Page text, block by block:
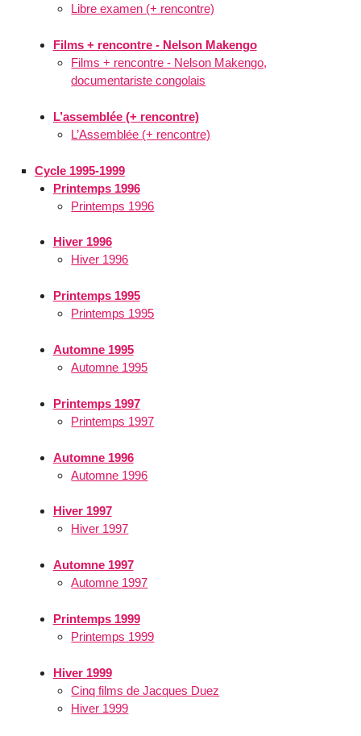
Libre examen (+ rencontre)
Films + rencontre - Nelson Makengo
Films + rencontre - Nelson Makengo,
documentariste congolais
L’assemblée (+ rencontre)
L’Assemblée (+ rencontre)
Cycle 1995-1999
Printemps 1996
Printemps 1996
Hiver 1996
Hiver 1996
Printemps 1995
Printemps 1995
Automne 1995
Automne 1995
Printemps 1997
Printemps 1997
Automne 1996
Automne 1996
Hiver 1997
Hiver 1997
Automne 1997
Automne 1997
Printemps 1999
Printemps 1999
Hiver 1999
Cinq films de Jacques Duez
Hiver 1999